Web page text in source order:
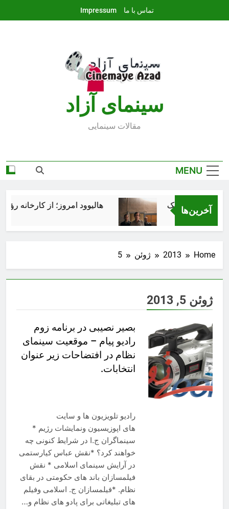
تماس با ما Impressum
سينماى آزاد
مقالات سينمايى
MENU
آخرین‌ها هالیوود امروز؛ از کارخانه
Home
2013 ژوئن 5
ژوئن 5, 2013
بصیر نصیبی در برنامه زوم
رادیو پیام – موقعیت سینمای
نظام در افتضاحات زیر عنوان
انتخابات.
رادیو تلویزیون ها و سایت
های اپوزیسیون ونمایشات رژیم *
سینماگران ج.ا در شرایط کنونی چه
خواهند کرد؟ *نقش عباس کیارستمی
در آرایش سینمای اسلامی * نقش
فیلمسازان باند های حکومتی در بقای
نظام. *فیلمسازان ج. اسلامی وفیلم
های تبلیغاتی برای پادو های نظام و…